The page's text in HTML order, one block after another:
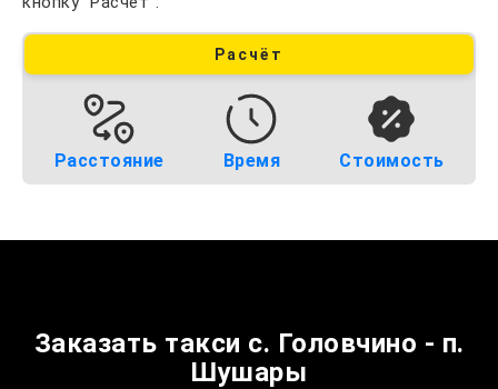
Расчёт
Расстояние Время Стоимость
Заказать такси с. Головчино - п.
Шушары